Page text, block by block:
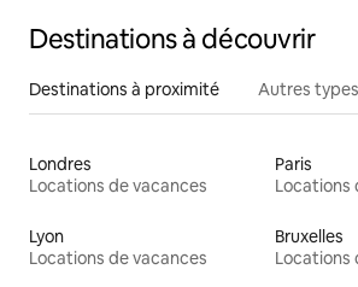
Destinations à découvrir
Destinations à proximité Autres
Londres
Locations de vacances
Paris
Locations
Lyon
Locations de vacances
Bruxelles
Locations